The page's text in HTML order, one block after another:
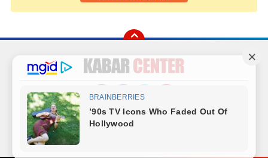
FacebookInstagram
TwitterYouTube
Redaksi Sitemap Hubungi Kami